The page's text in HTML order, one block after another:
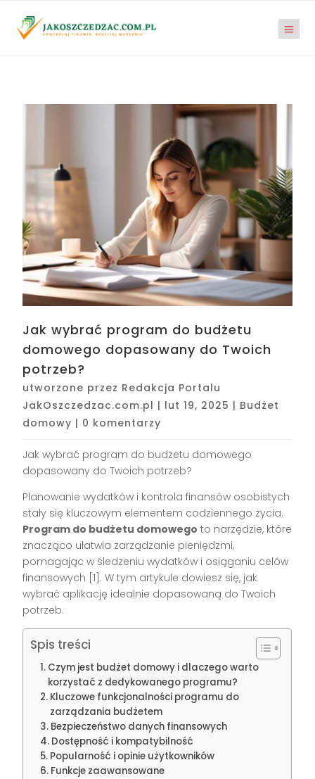
Jak wybrać program do budżetu
domowego dopasowany do Twoich
potrzeb?
utworzone przez Redakcja Portalu
JakOszczedzac.com.pl | lut 19, 2025 | Budżet
domowy | 0 komentarzy
Jak wybrać program do budżetu domowego
dopasowany do Twoich potrzeb?
Planowanie wydatków i kontrola finansów osobistych
stały się kluczowym elementem codziennego życia.
Program do budżetu domowego to narzędzie, które
znacząco ułatwia zarządzanie pieniędzmi,
pomagając w śledzeniu wydatków i osiąganiu celów
finansowych [1]. W tym artykule dowiesz się, jak
wybrać aplikację idealnie dopasowaną do Twoich
potrzeb.
Spis treści
Czym jest budżet domowy i dlaczego warto
korzystać z dedykowanego programu?
Kluczowe funkcjonalności programu do
zarządzania budżetem
Bezpieczeństwo danych finansowych
Dostępność i kompatybilność
Popularność i opinie użytkowników
Funkcje zaawansowane